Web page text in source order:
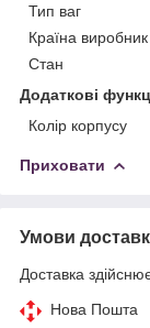
Тип ваг
Країна виробник
Стан
Додаткові
Колір корпусу
Приховати
Умови
Доставка
Нова Пошта